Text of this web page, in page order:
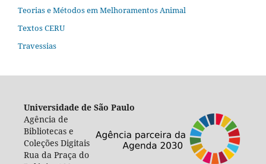
Teorias e Métodos em Melhoramentos Animal
Textos CERU
Travessias
Universidade de São Paulo
Agência de
Bibliotecas e
Coleções Digitais
Rua da Praça do